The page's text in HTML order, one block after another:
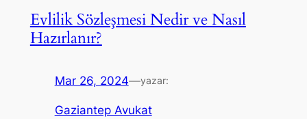
Evlilik Sözleşmesi Nedir ve Nasıl
Hazırlanır?
Mar 26, 2024—yazar:
Gaziantep Avukat